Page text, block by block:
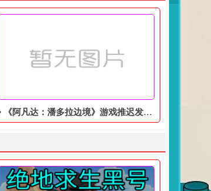
《阿凡达：潘多拉边境》游戏推迟发售，玩法粗糙